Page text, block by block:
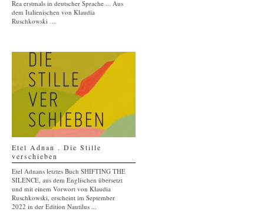
Rea erstmals in deutscher Sprache ... Aus
dem Italienischen von Klaudia
Ruschkowski …
Etel Adnan . Die Stille
verschieben
Etel Adnans letztes Buch SHIFTING THE
SILENCE, aus dem Englischen übersetzt
und mit einem Vorwort von Klaudia
Ruschkowski, erscheint im September
2022 in der Edition Nautilus ...